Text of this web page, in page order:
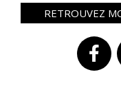
RETROUVEZ